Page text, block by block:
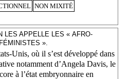
NON MIXITÉ
LES APPELLE LES « AFRO-
FÉMINISTES ».
Unis, où il s’est développé dans
notamment d’Angela Davis, le
à l’état embryonnaire en